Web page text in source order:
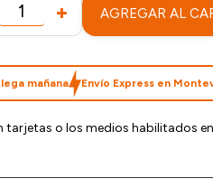
AGREGAR AL
mañana Envío Express en
tarjetas o los medios habilitados